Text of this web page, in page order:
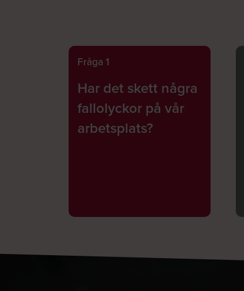
Fråga 1
Har det skett några
fallolyckor på vår
arbetsplats?